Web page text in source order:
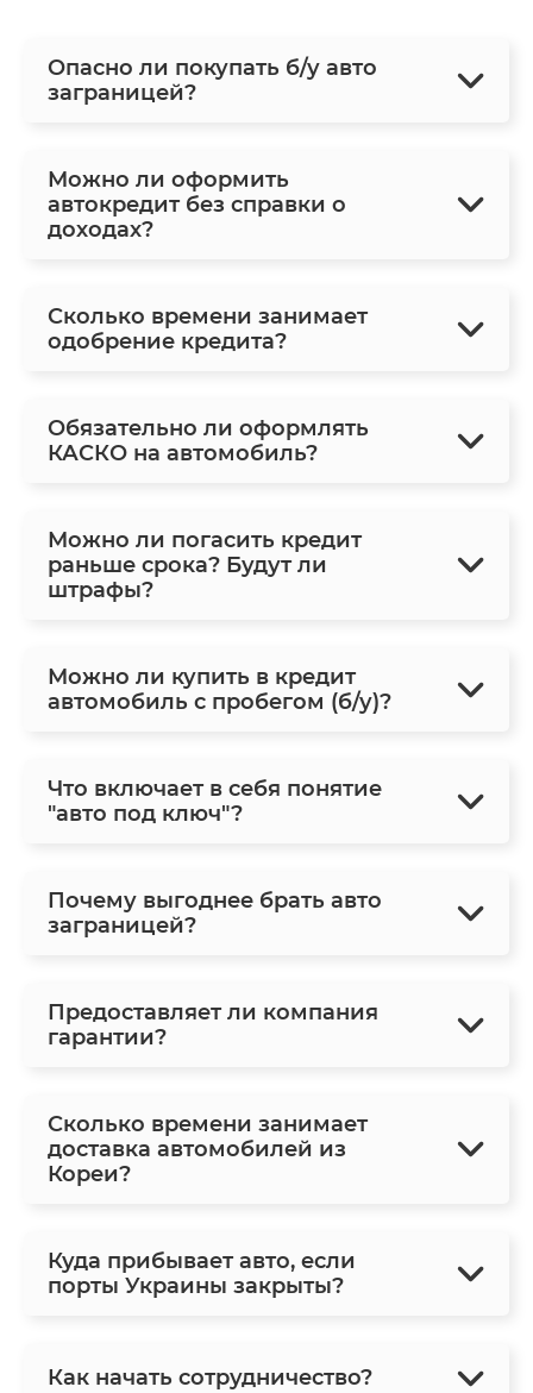
Опасно ли покупать б/у авто
заграницей?
Можно ли оформить
автокредит без справки о
доходах?
Сколько времени занимает
одобрение кредита?
Обязательно ли оформлять
КАСКО на автомобиль?
Можно ли погасить кредит
раньше срока? Будут ли
штрафы?
Можно ли купить в кредит
автомобиль с пробегом (б/у)?
Что включает в себя понятие
"авто под ключ"?
Почему выгоднее брать авто
заграницей?
Предоставляет ли компания
гарантии?
Сколько времени занимает
доставка автомобилей из
Кореи?
Куда прибывает авто, если
порты Украины закрыты?
Как начать сотрудничество?